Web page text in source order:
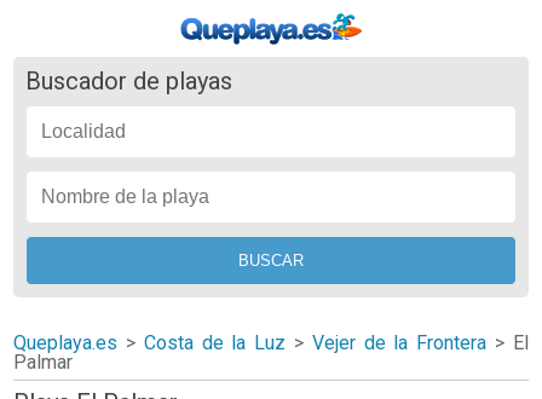
Buscador de playas
Queplaya.es > Costa de la Luz > Vejer de la Frontera > El
Palmar